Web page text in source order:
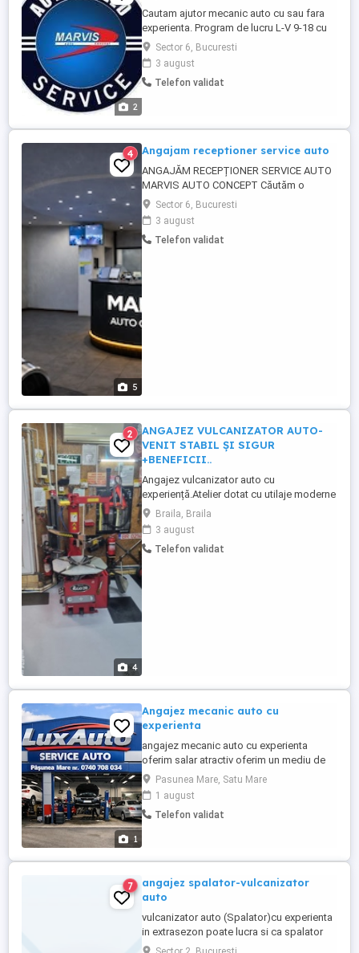
2
Cautam ajutor mecanic auto cu sau fara
experienta. Program de lucru L-V 9-18 cu
pauza 13-14. S-D liber. Oferim ptr inceput
3500 ron bani in mana. Punctul de lucru
este in Bdul Timisoara, nr 60-62, sect 6. Ptr
alte detalii apelati .
Sector 6, Bucuresti
3 august
Telefon validat
5
4 Angajam receptioner service auto
ANGAJĂM RECEPȚIONER SERVICE AUTO
MARVIS AUTO CONCEPT Căutăm o
persoană serioasă și organizată pentru
postul de recepție service auto, în cadrul
echipei Marvis Auto Concept service
specializat exclusiv în recondiționarea
Sector 6, Bucuresti
3 august
Telefon validat
4
2
ANGAJEZ VULCANIZATOR AUTO-
VENIT STABIL ȘI SIGUR
+BENEFICII..
Angajez vulcanizator auto cu
experiență.Atelier dotat cu utilaje moderne
, automate, dotat cu absolut tot ce este
necesar. Experiența la casa de marcat,
Seriozitate și punctualitate în relația cu
locul de muncă și clienții. Experiență în
Braila, Braila
3 august
Telefon validat
1
Angajez mecanic auto cu
experienta
angajez mecanic auto cu experienta
oferim salar atractiv oferim un mediu de
lucru curat si placut cerem si oferim
seriozitate
Pasunea Mare, Satu Mare
1 august
Telefon validat
7
angajez spalator-vulcanizator
auto
vulcanizator auto (Spalator)cu experienta
in extrasezon poate lucra si ca spalator
auto posibilitate de cazare in